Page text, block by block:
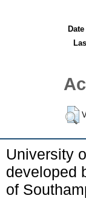
University
developed
of